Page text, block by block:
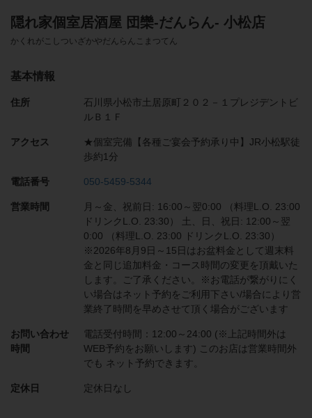
隠れ家個室居酒屋 団欒-だんらん- 小松店
かくれがこしついざかやだんらんこまつてん
基本情報
住所
石川県小松市土居原町２０２－１プレジデントビ
ルＢ１Ｆ
アクセス
★個室完備【各種ご宴会予約承り中】JR小松駅徒
歩約1分
電話番号 050-5459-5344
営業時間
月～金、祝前日: 16:00～翌0:00 （料理L.O. 23:00
ドリンクL.O. 23:30） 土、日、祝日: 12:00～翌
0:00 （料理L.O. 23:00 ドリンクL.O. 23:30）
※2026年8月9日～15日はお盆料金として週末料
金と同じ追加料金・コース時間の変更を頂戴いた
します。ご了承ください。※お電話が繋がりにく
い場合はネット予約をご利用下さい/場合により営
業終了時間を早めさせて頂く場合がございます
お問い合わせ
時間
電話受付時間：12:00～24:00 (※上記時間外は
WEB予約をお願いします) このお店は営業時間外
でも ネット予約できます。
定休日 定休日なし